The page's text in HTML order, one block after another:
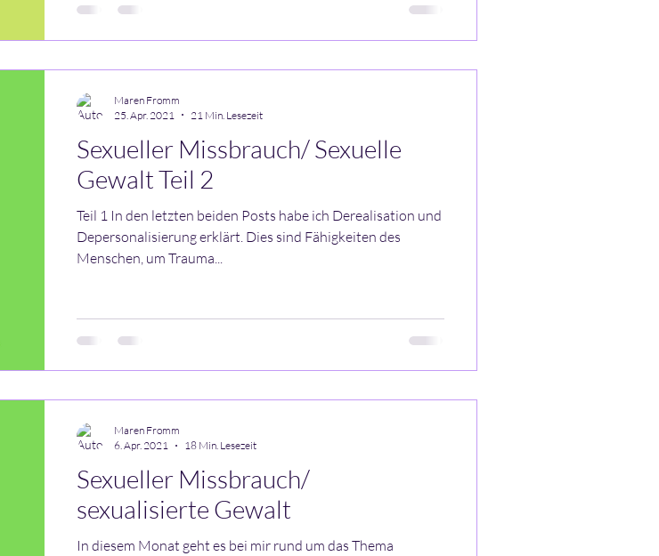
Sexueller Missbrauch/ Sexuelle
Gewalt Teil 2
Teil 1 In den letzten beiden Posts habe ich Derealisation und
Depersonalisierung erklärt. Dies sind Fähigkeiten des
Menschen, um Trauma...
Maren Fromm
25. Apr. 2021
21 Min. Lesezeit
Sexueller Missbrauch/
sexualisierte Gewalt
In diesem Monat geht es bei mir rund um das Thema
Maren Fromm
6. Apr. 2021
18 Min. Lesezeit